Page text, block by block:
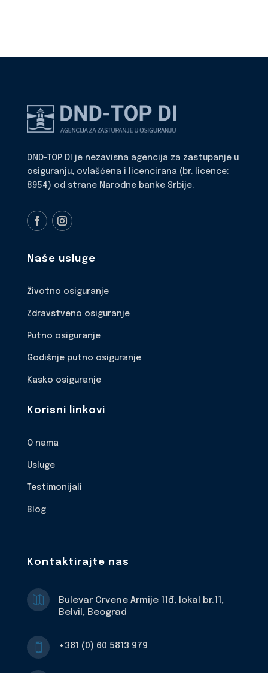
DND-TOP DI je nezavisna agencija za zastupanje u
osiguranju, ovlašćena i licencirana (br. licence:
8954) od strane Narodne banke Srbije.
Naše usluge
Životno osiguranje
Zdravstveno osiguranje
Putno osiguranje
Godišnje putno osiguranje
Kasko osiguranje
Korisni linkovi
O nama
Usluge
Testimonijali
Blog
Kontaktirajte nas

Bulevar Crvene Armije 11đ, lokal br.11,
Belvil, Beograd
 +381 (0) 60 5813 979